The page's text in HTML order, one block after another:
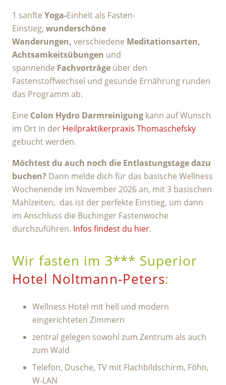
1 sanfte Yoga-Einheit als Fasten-
Einstieg, wunderschöne
Wanderungen, verschiedene Meditationsarten,
Achtsamkeitsübungen und
spannende Fachvorträge über den
Fastenstoffwechsel und gesunde Ernährung runden
das Programm ab.
Eine Colon Hydro Darmreinigung kann auf Wunsch
im Ort in der Heilpraktikerpraxis Thomaschefsky
gebucht werden.
Möchtest du auch noch die Entlastungstage dazu
buchen? Dann melde dich für das basische Wellness
Wochenende im November 2026 an, mit 3 basischen
Mahlzeiten, das ist der perfekte Einstieg, um dann
im Anschluss die Buchinger Fastenwoche
durchzuführen. Infos findest du hier.
Wir fasten im 3*** Superior
Hotel Noltmann-Peters:
Wellness Hotel mit hell und modern
eingerichteten Zimmern
zentral gelegen sowohl zum Zentrum als auch
zum Wald
Telefon, Dusche, TV mit Flachbildschirm, Föhn,
W-LAN